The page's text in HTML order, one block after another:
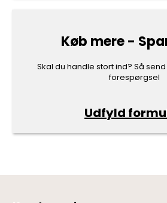
Køb mere -
Skal du handle stort ind? Så
forespørgsel
Udfyld